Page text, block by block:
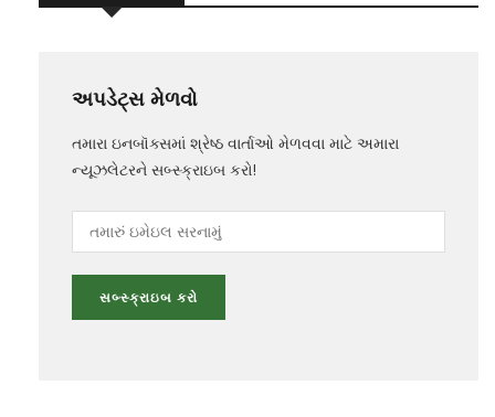
અપડેટ્સ મેળવો
તમારા ઇનબૉક્સમાં શ્રેષ્ઠ વાર્તાઓ મેળવવા માટે અમારા
ન્યૂઝલેટરને સબ્સ્ક્રાઇબ કરો!